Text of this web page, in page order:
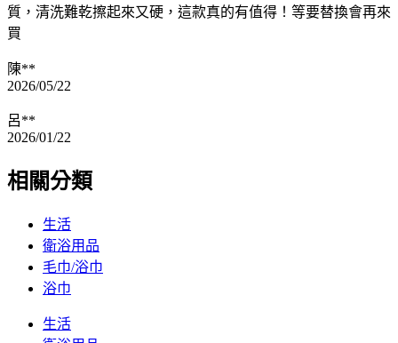
質，清洗難乾擦起來又硬，這款真的有值得！等要替換會再來
買
陳**
2026/05/22
呂**
2026/01/22
相關分類
生活
衛浴用品
毛巾/浴巾
浴巾
生活